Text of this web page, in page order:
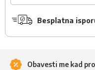
Besplatna
Obavesti me kad